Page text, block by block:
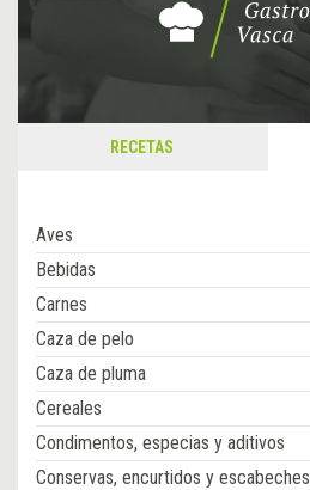
RECETAS
Aves
Bebidas
Carnes
Caza de pelo
Caza de pluma
Cereales
Condimentos, especias y aditivos
Conservas, encurtidos y escabeches